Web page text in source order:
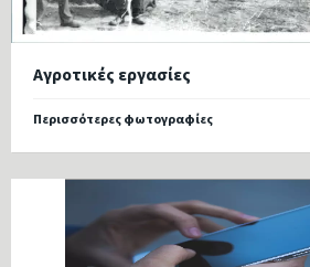
Αγροτικές εργασίες
Περισσότερες φωτογραφίες